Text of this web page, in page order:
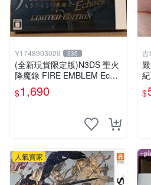
Y1748903029 535
(全新現貨限定版)N3DS 聖火
降魔錄 FIRE EMBLEM Echo
es 另一位英雄王 中文限定版
$1,690
古
$
人氣賣家